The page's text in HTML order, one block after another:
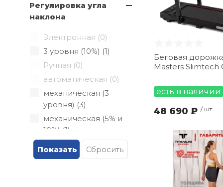
Регулировка угла
наклона
Электронная (0)
3 уровня (10%) (1)
Ручная (0)
автоматическая (0)
механическая (3
уровня) (3)
механическая (5% и
10%) (1)
электрическая (17)
Беговая
Masters Slimtech
есть в наличии
48 690 ₽ / шт.